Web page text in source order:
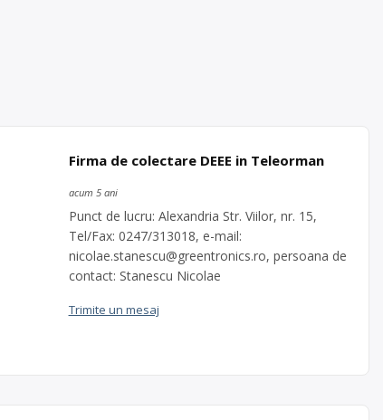
Firma de colectare DEEE in Teleorman
acum 5 ani
Punct de lucru: Alexandria Str. Viilor, nr. 15,
Tel/Fax: 0247/313018, e-mail:
nicolae.stanescu@greentronics.ro, persoana de
contact: Stanescu Nicolae
Trimite un mesaj